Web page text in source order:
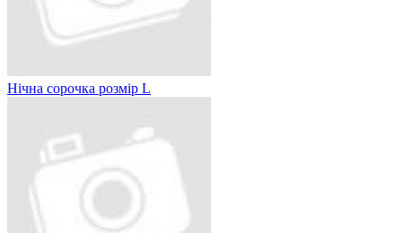
Нічна сорочка розмір L